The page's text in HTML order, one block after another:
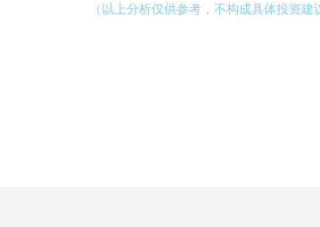
（以上分析仅供参考，不构成具体投资建